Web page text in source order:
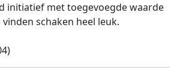
initiatief met toegevoegde waarde
schaken heel leuk.